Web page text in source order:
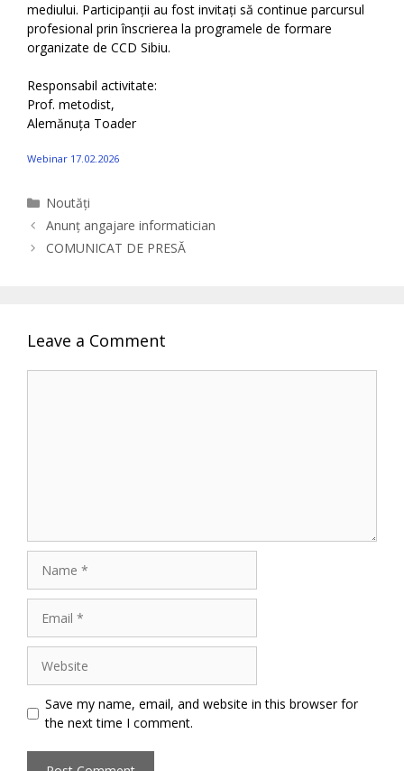
mediului. Participanții au fost invitați să continue parcursul
profesional prin înscrierea la programele de formare
organizate de CCD Sibiu.
Responsabil activitate:
Prof. metodist,
Alemănuța Toader
Webinar 17.02.2026
Categories
Noutăți
Anunț angajare informatician
COMUNICAT DE PRESĂ
Leave a Comment
Save my name, email, and website in this browser for
the next time I comment.